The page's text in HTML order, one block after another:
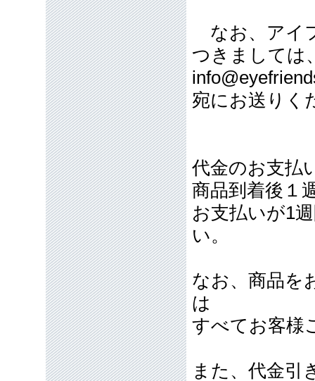
なお、アイ
つきましては
宛にお送りく
代金のお支払
商品到着後１
お支払いが1
い。
なお、商品を
は
すべてお客様
また、代金引